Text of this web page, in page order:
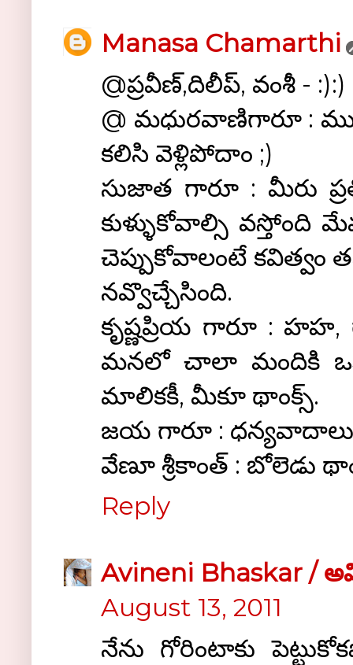
Manasa Chamarthi
@ప్రవీణ్,దిలీప్, వంశీ - :):)
@ మధురవాణిగారూ :
కలిసి వెళ్లిపోదాం ;)
సుజాత గారూ : మీరు
కుళ్ళుకోవాల్సి వస్తోంది
చెప్పుకోవాలంటే కవిత్వం
నవ్వొచ్చేసింది.
కృష్ణప్రియ గారూ :
మనలో చాలా మందికి
మాలికకీ, మీకూ థాంక్స్.
జయ గారూ :
వేణూ శ్రీకాంత్ : బోలెడు
Reply
Avineni Bhaskar /
August 13, 2011
నేను గోరింటాకు